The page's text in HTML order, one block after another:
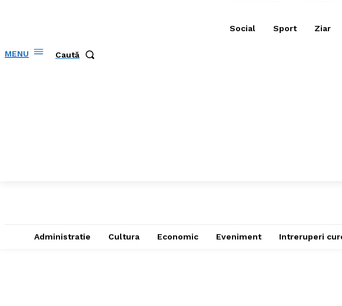
MENU Caută
Administratie Cultura Economic Eveniment Intreruperi
Social Sport Ziar